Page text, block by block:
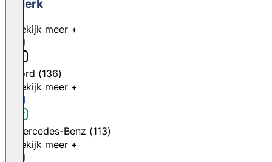
Merk
Bekijk meer +
Ford (136)
Bekijk meer +
Mercedes-Benz (113)
Bekijk meer +